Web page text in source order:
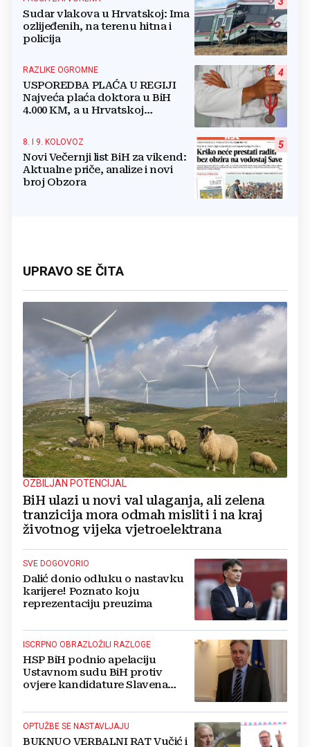
Sudar vlakova u Hrvatskoj: Ima
ozlijeđenih, na terenu hitna i
policija
4
RAZLIKE OGROMNE
USPOREDBA PLAĆA U REGIJI
Najveća plaća doktora u BiH
4.000 KM, a u Hrvatskoj
5
8. I 9. KOLOVOZ
Novi Večernji list BiH za vikend:
Aktualne priče, analize i novi
broj Obzora
UPRAVO SE ČITA
OZBILJAN POTENCIJAL
BiH ulazi u novi val ulaganja, ali zelena
tranzicija mora odmah misliti i na kraj
životnog vijeka vjetroelektrana
SVE DOGOVORIO
Dalić donio odluku o nastavku
karijere! Poznato koju
reprezentaciju preuzima
ISCRPNO OBRAZLOŽILI RAZLOGE
HSP BiH podnio apelaciju
Ustavnom sudu BiH protiv
ovjere kandidature Slavena
OPTUŽBE SE NASTAVLJAJU
BUKNUO VERBALNI RAT Vučić i